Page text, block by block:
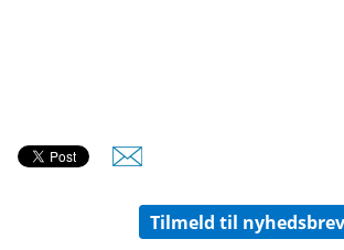
Tilmeld til nyhedsbrev